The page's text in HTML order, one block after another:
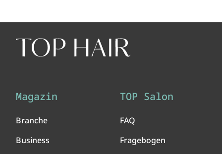
Magazin
Branche
Business
TOP Salon
FAQ
Fragebogen